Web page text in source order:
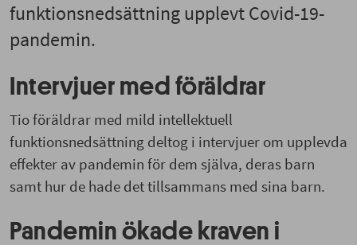
funktionsnedsättning upplevt Covid-19-
pandemin.
Intervjuer med föräldrar
Tio föräldrar med mild intellektuell
funktionsnedsättning deltog i intervjuer om upplevda
effekter av pandemin för dem själva, deras barn
samt hur de hade det tillsammans med sina barn.
Pandemin ökade kraven i